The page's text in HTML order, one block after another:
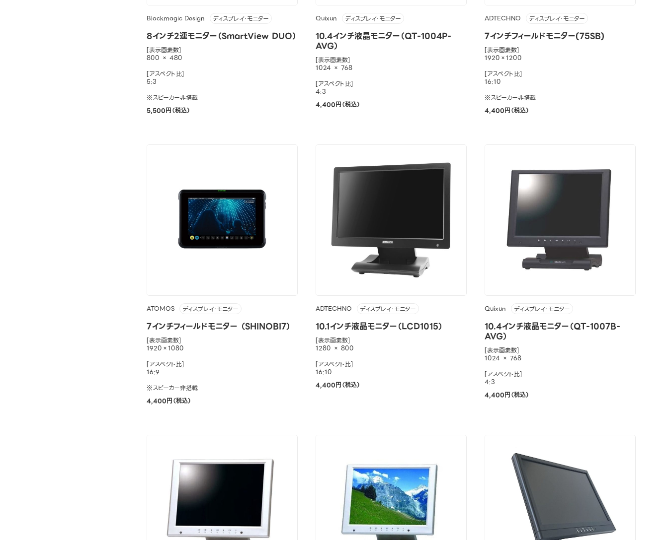
Blackmagic Design ディスプレイ・モニター
8インチ2連モニター（SmartView DUO）
[表示画素数]
800 × 480
[アスペクト比]
5:3
※スピーカー非搭載
5,500円（税込）
Quixun ディスプレイ・モニター
10.4インチ液晶モニター（QT-1004P-
AVG）
[表示画素数]
1024 × 768
[アスペクト比]
4:3
4,400円（税込）
ADTECHNO ディスプレイ・モニター
7インチフィールドモニター(75SB)
[表示画素数]
1920×1200
[アスペクト比]
16:10
※スピーカー非搭載
4,400円（税込）
ATOMOS ディスプレイ・モニター
7インチフィールドモニター （SHINOBI7）
[表示画素数]
1920×1080
[アスペクト比]
16:9
※スピーカー非搭載
4,400円（税込）
ADTECHNO ディスプレイ・モニター
10.1インチ液晶モニター（LCD1015）
[表示画素数]
1280 × 800
[アスペクト比]
16:10
4,400円（税込）
Quixun ディスプレイ・モニター
10.4インチ液晶モニター（QT-1007B-
AVG）
[表示画素数]
1024 × 768
[アスペクト比]
4:3
4,400円（税込）